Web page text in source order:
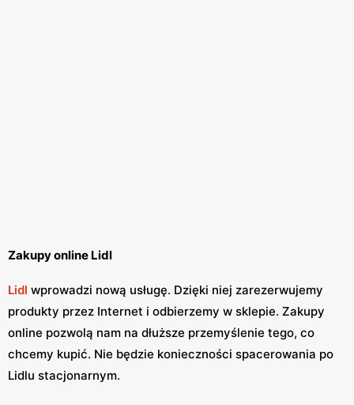
Zakupy online Lidl
Lidl wprowadzi nową usługę. Dzięki niej zarezerwujemy
produkty przez Internet i odbierzemy w sklepie. Zakupy
online pozwolą nam na dłuższe przemyślenie tego, co
chcemy kupić. Nie będzie konieczności spacerowania po
Lidlu stacjonarnym.